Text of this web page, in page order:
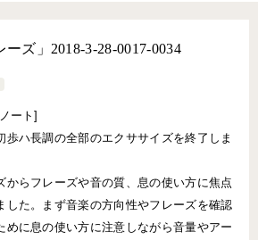
ーズ」2018-3-28-0017-0034
ート]
歩ハ長調の全部のエクササイズを終了しま
からフレーズや音の質、息の使い方に焦点
した。まず音楽の方向性やフレーズを確認
めに息の使い方に注意しながら音量やアー